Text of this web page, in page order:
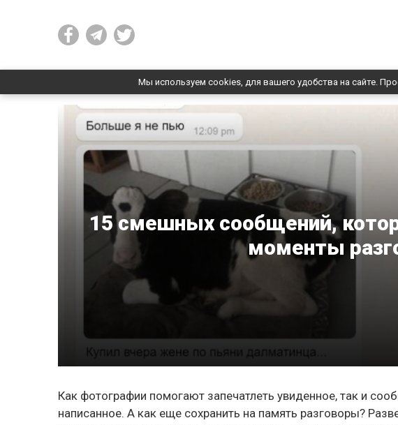
Мы используем cookies, для вашего удобства на сайте.
15 смешных сообщений,
моменты
Как фотографии помогают запечатлеть увиденное, так и
написанное. А как еще сохранить на память разговоры?